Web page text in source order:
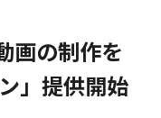
画の制作を
」提供開始